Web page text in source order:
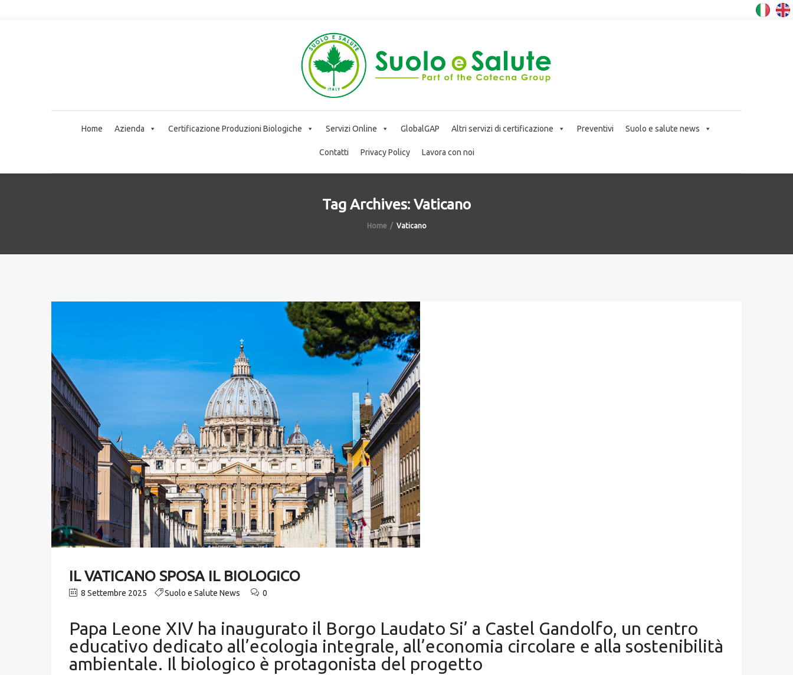
Home Azienda Certificazione Produzioni Biologiche Servizi Online GlobalGAP Altri servizi di certificazione Preventivi Suolo e salute news
Contatti Privacy Policy Lavora con noi
Tag Archives: Vaticano
Home Vaticano
IL VATICANO SPOSA IL BIOLOGICO
8 Settembre 2025 Suolo e Salute News 0
Papa Leone XIV ha inaugurato il Borgo Laudato Si’ a Castel Gandolfo, un centro
educativo dedicato all’ecologia integrale, all’economia circolare e alla sostenibilità
ambientale. Il biologico è protagonista del progetto